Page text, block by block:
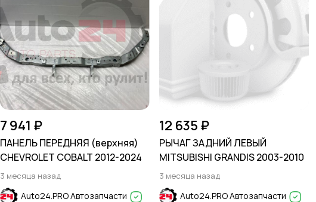
7 941 ₽
ПАНЕЛЬ ПЕРЕДНЯЯ (верхняя)
CHEVROLET COBALT 2012-2024
3 месяца назад
Auto24.PRO Автозапчасти
12 635 ₽
РЫЧАГ ЗАДНИЙ ЛЕВЫЙ
MITSUBISHI GRANDIS 2003-2010
3 месяца назад
Auto24.PRO Автозапчасти